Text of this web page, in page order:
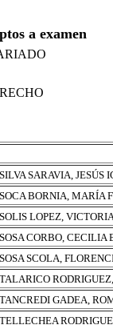
a examen
SILVA SARAVIA, JESÚS
SOCA BORNIA, MARÍA
SOLIS LOPEZ,
SOSA CORBO, CECILIA
SOSA SCOLA,
TALARICO
TANCREDI GADEA,
TELLECHEA